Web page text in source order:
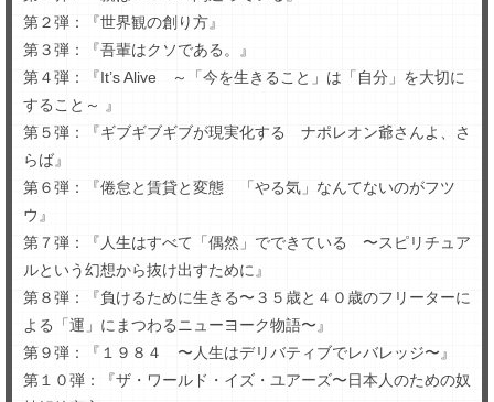
第２弾：『世界観の創り方』
第３弾：『吾輩はクソである。』
第４弾：『It’s Alive ～「今を生きること」は「自分」を大切に
すること～ 』
第５弾：『ギブギブギブが現実化する ナポレオン爺さんよ、さ
らば』
第６弾：『倦怠と賃貸と変態 「やる気」なんてないのがフツ
ウ』
第７弾：『人生はすべて「偶然」でできている 〜スピリチュア
ルという幻想から抜け出すために』
第８弾：『負けるために生きる〜３５歳と４０歳のフリーターに
よる「運」にまつわるニューヨーク物語〜』
第９弾：『１９８４ 〜人生はデリバティブでレバレッジ〜』
第１０弾：『ザ・ワールド・イズ・ユアーズ〜日本人のための奴